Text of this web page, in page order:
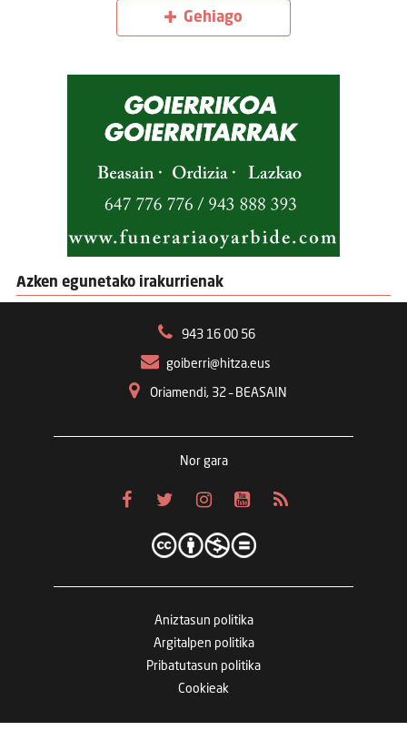
Gehiago
Azken egunetako irakurrienak
943 16 00 56
goiberri@hitza.eus
Oriamendi, 32 – BEASAIN
Nor gara
Aniztasun politika
Argitalpen politika
Pribatutasun politika
Cookieak